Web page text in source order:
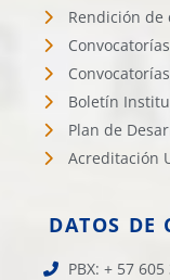
Rendición de
Boletín
Plan de
Acreditación
DATOS DE
PBX: + 57